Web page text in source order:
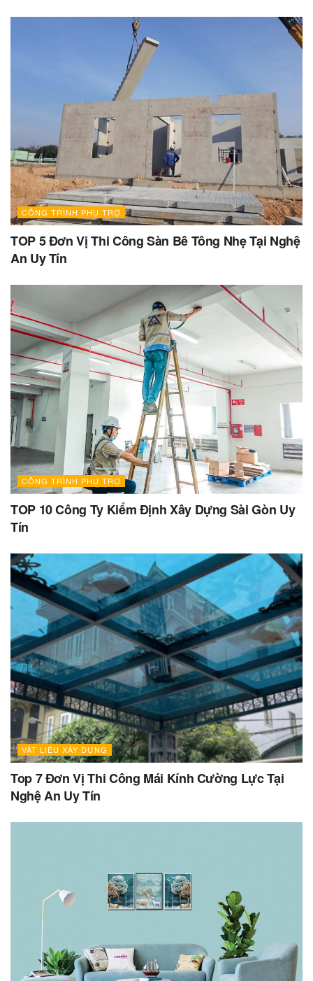
CÔNG TRÌNH PHỤ TRỢ
TOP 5 Đơn Vị Thi Công Sàn Bê Tông Nhẹ Tại Nghệ
An Uy Tín
CÔNG TRÌNH PHỤ TRỢ
TOP 10 Công Ty Kiểm Định Xây Dựng Sài Gòn Uy
Tín
VẬT LIỆU XÂY DỰNG
Top 7 Đơn Vị Thi Công Mái Kính Cường Lực Tại
Nghệ An Uy Tín